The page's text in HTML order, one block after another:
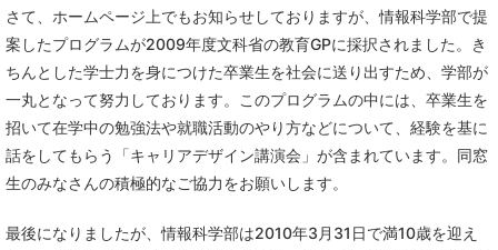
さて、ホームページ上でもお知らせしておりますが、情報科学部で提
案したプログラムが2009年度文科省の教育GPに採択されました。き
ちんとした学士力を身につけた卒業生を社会に送り出すため、学部が
一丸となって努力しております。このプログラムの中には、卒業生を
招いて在学中の勉強法や就職活動のやり方などについて、経験を基に
話をしてもらう「キャリアデザイン講演会」が含まれています。同窓
生のみなさんの積極的なご協力をお願いします。
最後になりましたが、情報科学部は2010年3月31日で満10歳を迎え